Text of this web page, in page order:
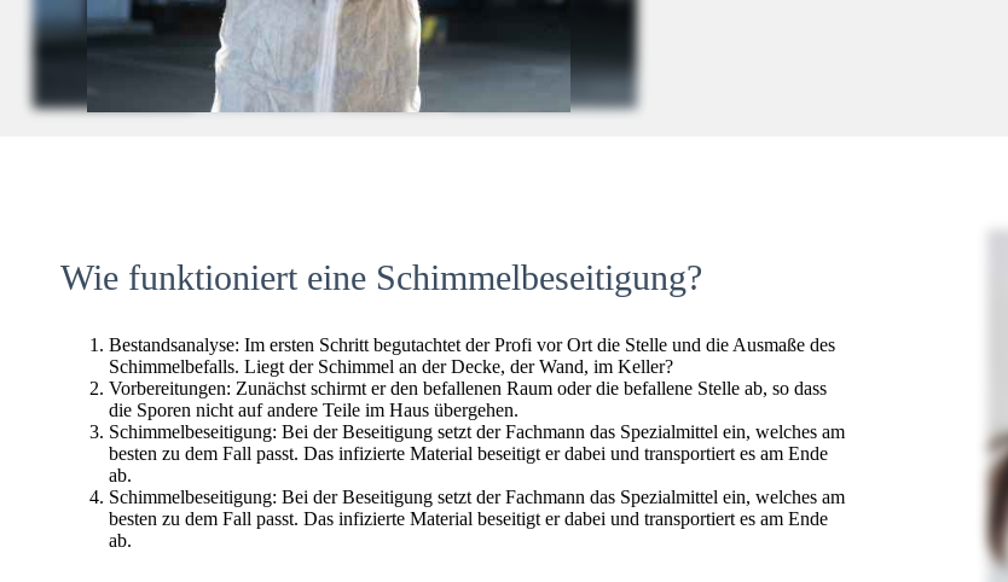
Wie funktioniert eine Schimmelbeseitigung?
Bestandsanalyse: Im ersten Schritt begutachtet der Profi vor Ort die Stelle und die Ausmaße des
Schimmelbefalls. Liegt der Schimmel an der Decke, der Wand, im Keller?
Vorbereitungen: Zunächst schirmt er den befallenen Raum oder die befallene Stelle ab, so dass
die Sporen nicht auf andere Teile im Haus übergehen.
Schimmelbeseitigung: Bei der Beseitigung setzt der Fachmann das Spezialmittel ein, welches am
besten zu dem Fall passt. Das infizierte Material beseitigt er dabei und transportiert es am Ende
ab.
Schimmelbeseitigung: Bei der Beseitigung setzt der Fachmann das Spezialmittel ein, welches am
besten zu dem Fall passt. Das infizierte Material beseitigt er dabei und transportiert es am Ende
ab.